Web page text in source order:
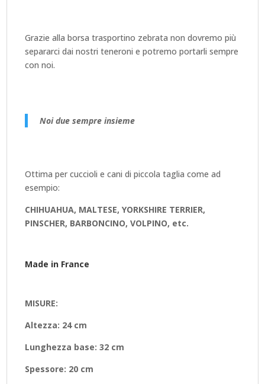
Grazie alla borsa trasportino zebrata non dovremo più
separarci dai nostri teneroni e potremo portarli sempre
con noi.
Noi due sempre insieme
Ottima per cuccioli e cani di piccola taglia come ad
esempio:
CHIHUAHUA, MALTESE, YORKSHIRE TERRIER,
PINSCHER, BARBONCINO, VOLPINO, etc.
Made in France
MISURE:
Altezza: 24 cm
Lunghezza base: 32 cm
Spessore: 20 cm